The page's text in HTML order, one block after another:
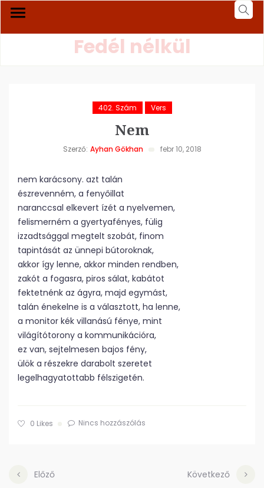
Fedél nélkül
402. Szám Vers
Nem
Szerző: Ayhan Gökhan febr 10, 2018
nem karácsony. azt talán
észrevenném, a fenyőillat
naranccsal elkevert ízét a nyelvemen,
felismerném a gyertyafényes, fülig
izzadtsággal megtelt szobát, finom
tapintását az ünnepi bútoroknak,
akkor így lenne, akkor minden rendben,
zakót a fogasra, piros sálat, kabátot
fektetnénk az ágyra, majd egymást,
talán énekelne is a választott, ha lenne,
a monitor kék villanású fénye, mint
világítótorony a kommunikációra,
ez van, sejtelmesen bajos fény,
ülök a részekre darabolt szeretet
legelhagyatottabb félszigetén.
0 Likes Nincs hozzászólás
Előző Következő